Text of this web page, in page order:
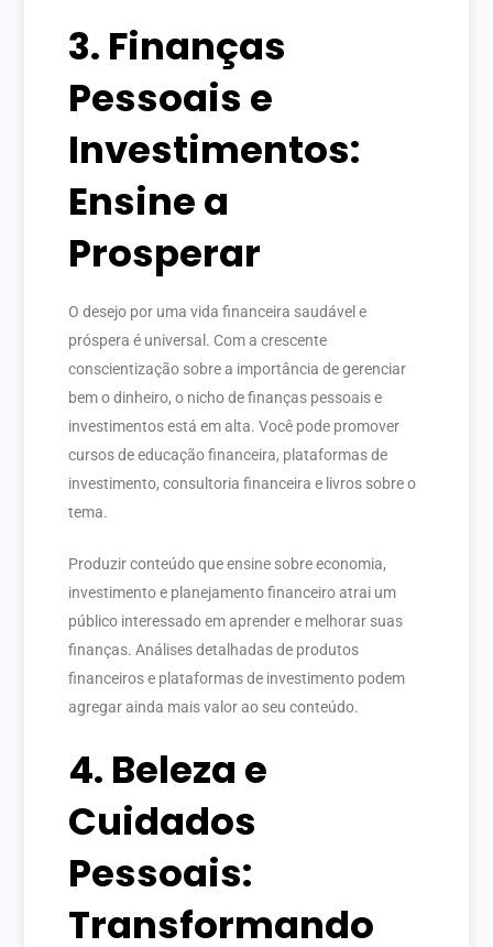
3. Finanças
Pessoais e
Investimentos:
Ensine a
Prosperar
O desejo por uma vida financeira saudável e
próspera é universal. Com a crescente
conscientização sobre a importância de gerenciar
bem o dinheiro, o nicho de finanças pessoais e
investimentos está em alta. Você pode promover
cursos de educação financeira, plataformas de
investimento, consultoria financeira e livros sobre o
tema.
Produzir conteúdo que ensine sobre economia,
investimento e planejamento financeiro atrai um
público interessado em aprender e melhorar suas
finanças. Análises detalhadas de produtos
financeiros e plataformas de investimento podem
agregar ainda mais valor ao seu conteúdo.
4. Beleza e
Cuidados
Pessoais:
Transformando